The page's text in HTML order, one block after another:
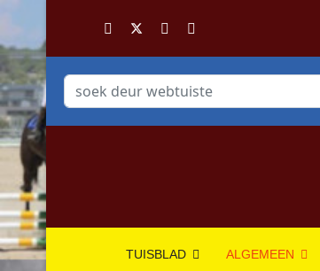
Soektog...
TUISBLAD ALGEMEEN